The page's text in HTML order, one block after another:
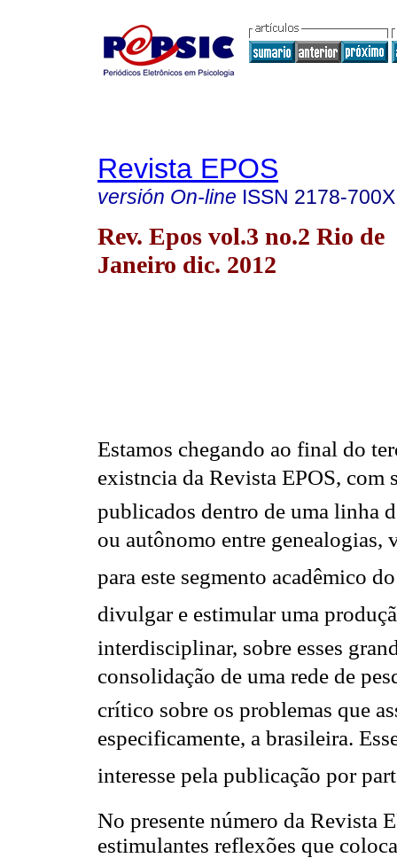
Revista EPOS
versión On-line ISSN 2178-700X
Rev. Epos vol.3 no.2 Rio de
Janeiro dic. 2012
Estamos chegando ao final do
existncia da Revista EPOS, com
publicados dentro de uma linha
ou autônomo entre genealogias,
para este segmento acadêmico
divulgar e estimular uma
interdisciplinar, sobre esses
consolidação de uma rede de
crítico sobre os problemas que
especificamente, a brasileira.
interesse pela publicação por
No presente número da Revista
estimulantes reflexões que